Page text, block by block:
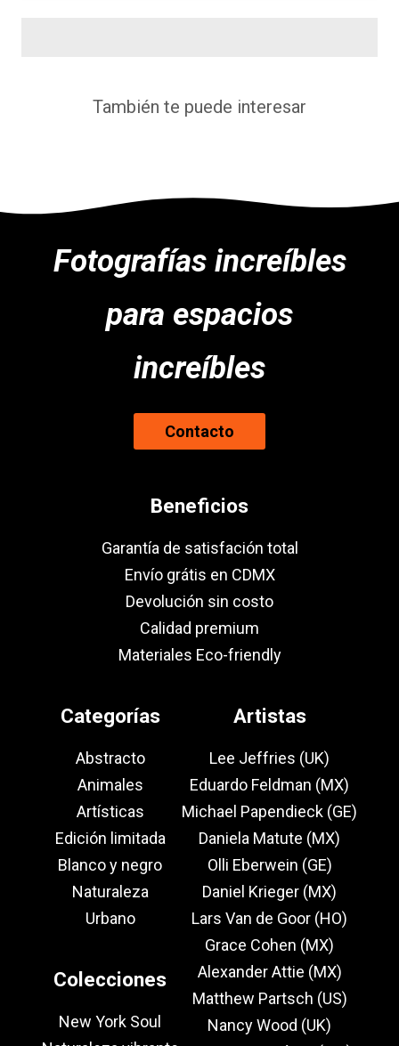
También te puede interesar
Fotografías increíbles
para espacios
increíbles
Contacto
Beneficios
Garantía de satisfación total
Envío grátis en CDMX
Devolución sin costo
Calidad premium
Materiales Eco-friendly
Categorías
Abstracto
Animales
Artísticas
Edición limitada
Blanco y negro
Naturaleza
Urbano
Colecciones
New York Soul
Artistas
Lee Jeffries (UK)
Eduardo Feldman (MX)
Michael Papendieck (GE)
Daniela Matute (MX)
Olli Eberwein (GE)
Daniel Krieger (MX)
Lars Van de Goor (HO)
Grace Cohen (MX)
Alexander Attie (MX)
Matthew Partsch (US)
Nancy Wood (UK)